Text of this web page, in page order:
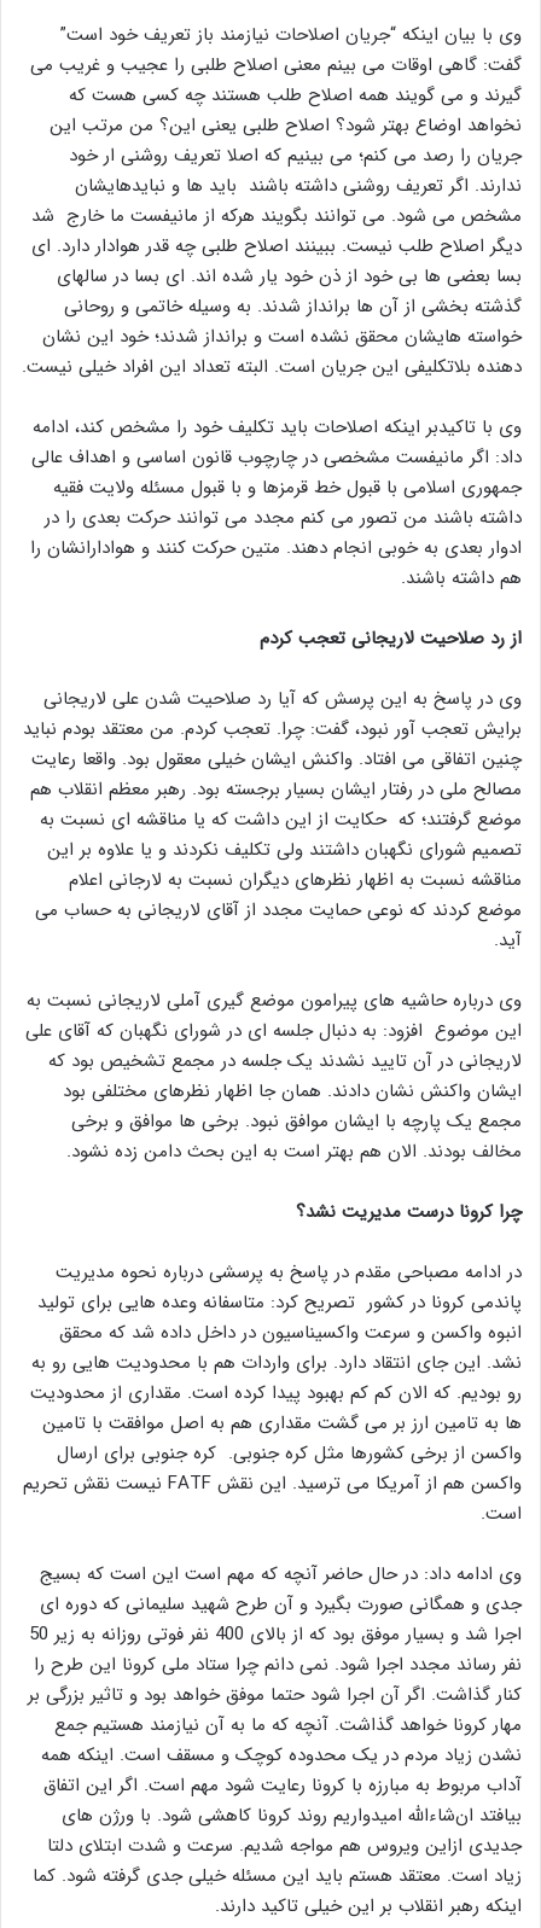
وی با بیان اینکه “جریان اصلاحات نیازمند باز تعریف خود است”
گفت: گاهی اوقات می بینم معنی اصلاح طلبی را عجیب و غریب می
گیرند و می گویند همه اصلاح طلب هستند چه کسی هست که
نخواهد اوضاع بهتر شود؟ اصلاح طلبی یعنی این؟ من مرتب این
جریان را رصد می کنم؛ می بینیم که اصلا تعریف روشنی ار خود
ندارند. اگر تعریف روشنی داشته باشند باید ها و نبایدهایشان
مشخص می شود. می توانند بگویند هرکه از مانیفست ما خارج شد
دیگر اصلاح طلب نیست. ببینند اصلاح طلبی چه قدر هوادار دارد. ای
بسا بعضی ها بی خود از ذن خود یار شده اند. ای بسا در سالهای
گذشته بخشی از آن ها برانداز شدند. به وسیله خاتمی و روحانی
خواسته هایشان محقق نشده است و برانداز شدند؛ خود این نشان
دهنده بلاتکلیفی این جریان است. البته تعداد این افراد خیلی نیست.
وی با تاکیدبر اینکه اصلاحات باید تکلیف خود را مشخص کند، ادامه
داد: اگر مانیفست مشخصی در چارچوب قانون اساسی و اهداف عالی
جمهوری اسلامی با قبول خط قرمزها و با قبول مسئله ولایت فقیه
داشته باشند من تصور می کنم مجدد می توانند حرکت بعدی را در
ادوار بعدی به خوبی انجام دهند. متین حرکت کنند و هوادارانشان را
هم داشته باشند.
از رد صلاحیت لاریجانی تعجب کردم
وی در پاسخ به این پرسش که آیا رد صلاحیت شدن علی لاریجانی
برایش تعجب آور نبود، گفت: چرا. تعجب کردم. من معتقد بودم نباید
چنین اتفاقی می افتاد. واکنش ایشان خیلی معقول بود. واقعا رعایت
مصالح ملی در رفتار ایشان بسیار برجسته بود. رهبر معظم انقلاب هم
موضع گرفتند؛ که حکایت از این داشت که یا مناقشه ای نسبت به
تصمیم شورای نگهبان داشتند ولی تکلیف نکردند و یا علاوه بر این
مناقشه نسبت به اظهار نظرهای دیگران نسبت به لارجانی اعلام
موضع کردند که نوعی حمایت مجدد از آقای لاریجانی به حساب می
آید.
وی درباره حاشیه های پیرامون موضع گیری آملی لاریجانی نسبت به
این موضوع افزود: به دنبال جلسه ای در شورای نگهبان که آقای علی
لاریجانی در آن تایید نشدند یک جلسه در مجمع تشخیص بود که
ایشان واکنش نشان دادند. همان جا اظهار نظرهای مختلفی بود
مجمع یک پارچه با ایشان موافق نبود. برخی ها موافق و برخی
مخالف بودند. الان هم بهتر است به این بحث دامن زده نشود.
چرا کرونا درست مدیریت نشد؟
در ادامه مصباحی مقدم در پاسخ به پرسشی درباره نحوه مدیریت
پاندمی کرونا در کشور تصریح کرد: متاسفانه وعده هایی برای تولید
انبوه واکسن و سرعت واکسیناسیون در داخل داده شد که محقق
نشد. این جای انتقاد دارد. برای واردات هم با محدودیت هایی رو به
رو بودیم. که الان کم کم بهبود پیدا کرده است. مقداری از محدودیت
ها به تامین ارز بر می گشت مقداری هم به اصل موافقت با تامین
واکسن از برخی کشورها مثل کره جنوبی. کره جنوبی برای ارسال
واکسن هم از آمریکا می ترسید. این نقش FATF نیست نقش تحریم
است.
وی ادامه داد: در حال حاضر آنچه که مهم است این است که بسیج
جدی و همگانی صورت بگیرد و آن طرح شهید سلیمانی که دوره ای
اجرا شد و بسیار موفق بود که از بالای 400 نفر فوتی روزانه به زیر 50
نفر رساند مجدد اجرا شود. نمی دانم چرا ستاد ملی کرونا این طرح را
کنار گذاشت. اگر آن اجرا شود حتما موفق خواهد بود و تاثیر بزرگی بر
مهار کرونا خواهد گذاشت. آنچه که ما به آن نیازمند هستیم جمع
نشدن زیاد مردم در یک محدوده کوچک و مسقف است. اینکه همه
آداب مربوط به مبارزه با کرونا رعایت شود مهم است. اگر این اتفاق
بیافتد ان‌شاءالله امیدواریم روند کرونا کاهشی شود. با ورژن های
جدیدی ازاین ویروس هم مواجه شدیم. سرعت و شدت ابتلای دلتا
زیاد است. معتقد هستم باید این مسئله خیلی جدی گرفته شود. کما
اینکه رهبر انقلاب بر این خیلی تاکید دارند.